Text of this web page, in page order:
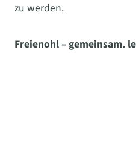
zu werden.
Freienohl – gemeinsam.